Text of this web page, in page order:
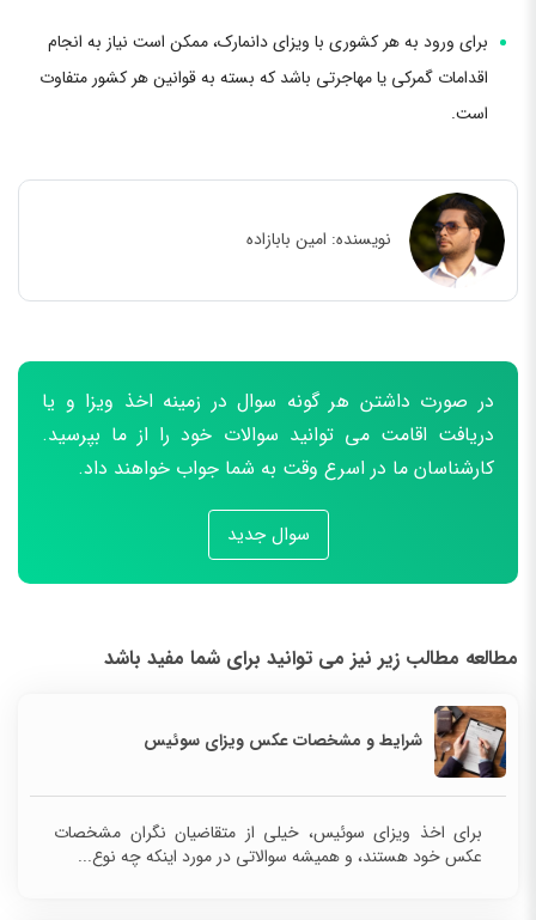
برای ورود به هر کشوری با ویزای دانمارک، ممکن است نیاز به انجام
اقدامات گمرکی یا مهاجرتی باشد که بسته به قوانین هر کشور متفاوت
است.
نویسنده: امین بابازاده
در صورت داشتن هر گونه سوال در زمینه اخذ ویزا و یا
دریافت اقامت می توانید سوالات خود را از ما بپرسید.
کارشناسان ما در اسرع وقت به شما جواب خواهند داد.
سوال جدید
مطالعه مطالب زیر نیز می توانید برای شما مفید باشد
شرایط و مشخصات عکس ویزای سوئیس
برای اخذ ویزای سوئیس، خیلی از متقاضیان نگران مشخصات
عکس خود هستند، و همیشه سوالاتی در مورد اینکه چه نوع...